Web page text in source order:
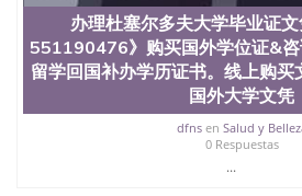
办理杜塞尔多夫大学毕业证
551190476》购买国外学位证&
留学回国补办学历证书。线上购买
国外大学文凭
dfnsen Salud y
0 Respuestas
...